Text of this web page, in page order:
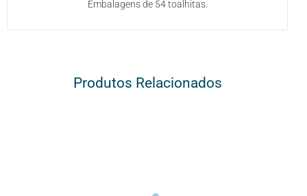
Embalagens de 54 toalhitas.
Produtos Relacionados